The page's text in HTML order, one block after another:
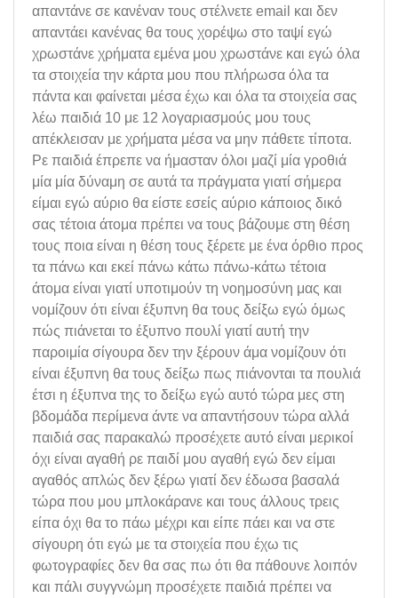
απαντάνε σε κανέναν τους στέλνετε email και δεν
απαντάει κανένας θα τους χορέψω στο ταψί εγώ
χρωστάνε χρήματα εμένα μου χρωστάνε και εγώ όλα
τα στοιχεία την κάρτα μου που πλήρωσα όλα τα
πάντα και φαίνεται μέσα έχω και όλα τα στοιχεία σας
λέω παιδιά 10 με 12 λογαριασμούς μου τους
απέκλεισαν με χρήματα μέσα να μην πάθετε τίποτα.
Ρε παιδιά έπρεπε να ήμασταν όλοι μαζί μία γροθιά
μία μία δύναμη σε αυτά τα πράγματα γιατί σήμερα
είμαι εγώ αύριο θα είστε εσείς αύριο κάποιος δικό
σας τέτοια άτομα πρέπει να τους βάζουμε στη θέση
τους ποια είναι η θέση τους ξέρετε με ένα όρθιο προς
τα πάνω και εκεί πάνω κάτω πάνω-κάτω τέτοια
άτομα είναι γιατί υποτιμούν τη νοημοσύνη μας και
νομίζουν ότι είναι έξυπνη θα τους δείξω εγώ όμως
πώς πιάνεται το έξυπνο πουλί γιατί αυτή την
παροιμία σίγουρα δεν την ξέρουν άμα νομίζουν ότι
είναι έξυπνη θα τους δείξω πως πιάνονται τα πουλιά
έτσι η έξυπνα της το δείξω εγώ αυτό τώρα μες στη
βδομάδα περίμενα άντε να απαντήσουν τώρα αλλά
παιδιά σας παρακαλώ προσέχετε αυτό είναι μερικοί
όχι είναι αγαθή ρε παιδί μου αγαθή εγώ δεν είμαι
αγαθός απλώς δεν ξέρω γιατί δεν έδωσα βασαλά
τώρα που μου μπλοκάρανε και τους άλλους τρεις
είπα όχι θα το πάω μέχρι και είπε πάει και να στε
σίγουρη ότι εγώ με τα στοιχεία που έχω τις
φωτογραφίες δεν θα σας πω ότι θα πάθουνε λοιπόν
και πάλι συγγνώμη προσέχετε παιδιά πρέπει να